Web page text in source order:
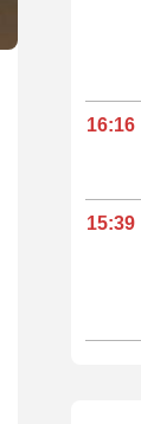
16:16
15:39